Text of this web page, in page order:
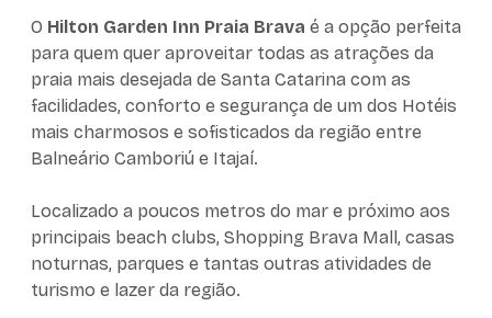
O Hilton Garden Inn Praia Brava é a opção perfeita
para quem quer aproveitar todas as atrações da
praia mais desejada de Santa Catarina com as
facilidades, conforto e segurança de um dos Hotéis
mais charmosos e sofisticados da região entre
Balneário Camboriú e Itajaí.
Localizado a poucos metros do mar e próximo aos
principais beach clubs, Shopping Brava Mall, casas
noturnas, parques e tantas outras atividades de
turismo e lazer da região.